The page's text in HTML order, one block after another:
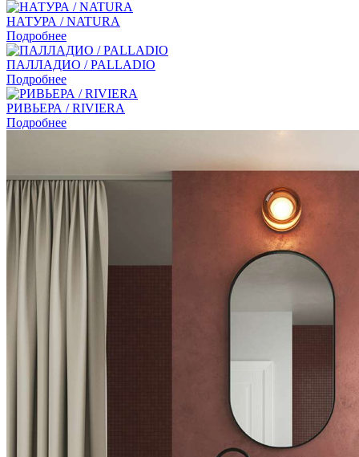
НАТУРА / NATURA
Подробнее
ПАЛЛАДИО / PALLADIO
Подробнее
РИВЬЕРА / RIVIERA
Подробнее